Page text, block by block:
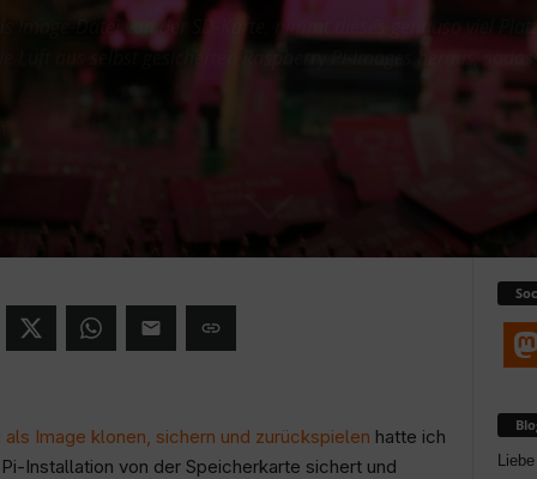
Image-Datei von der SD-Karte, nimmt dieses genauso viel
Luft aus selbst gesicherten Raspberry Pi-Images heraus,
Image klonen, sichern und zurückspielen hatte ich
Installation von der Speicherkarte sichert und